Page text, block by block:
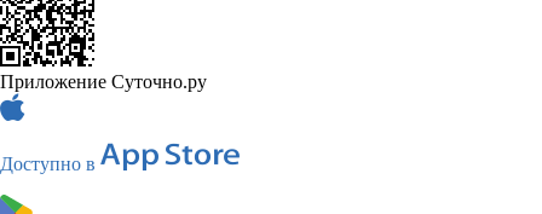
Приложение Суточно.ру
Доступно в